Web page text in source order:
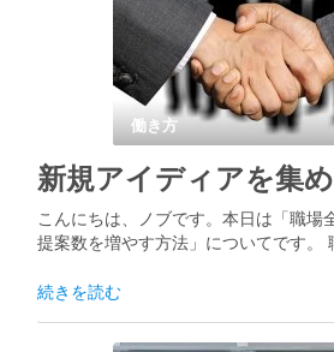
働き方
新規アイディアを集
こんにちは、ノブです。本日は「職場
提案数を増やす方法」についてです。
続きを読む